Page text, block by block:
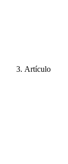
Artículo